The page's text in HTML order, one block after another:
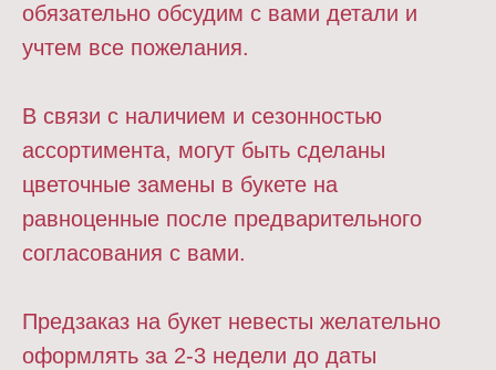
обязательно обсудим с вами детали и
учтем все пожелания.
В связи с наличием и сезонностью
ассортимента, могут быть сделаны
цветочные замены в букете на
равноценные после предварительного
согласования с вами.
Предзаказ на букет невесты желательно
оформлять за 2-3 недели до даты